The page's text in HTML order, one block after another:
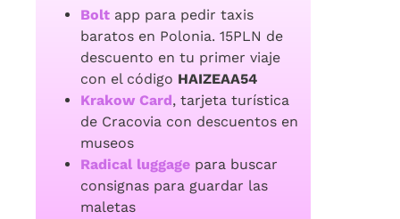
Bolt app para pedir taxis
baratos en Polonia. 15PLN de
descuento en tu primer viaje
con el código HAIZEAA54
Krakow Card, tarjeta turística
de Cracovia con descuentos en
museos
Radical luggage para buscar
consignas para guardar las
maletas